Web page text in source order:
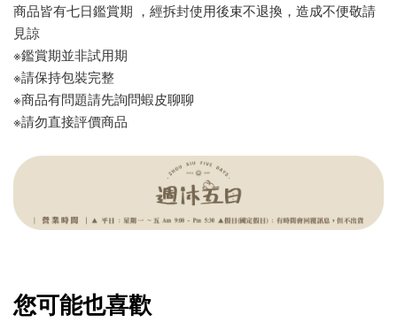
商品皆有七日鑑賞期 ，經拆封使用後束不退換，造成不便敬請
見諒
※鑑賞期並非試用期
※請保持包裝完整
※商品有問題請先詢問蝦皮聊聊
※請勿直接評價商品
您可能也喜歡